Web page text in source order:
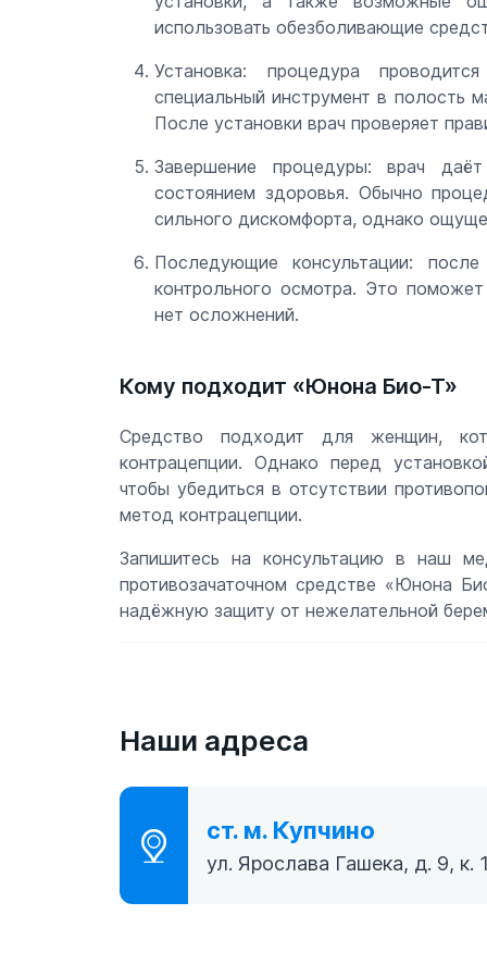
использовать обезболивающие
Установка: процедура
специальный инструмент в полость
После установки врач проверяет
Завершение процедуры: врач
состоянием здоровья. Обычно
сильного дискомфорта, однако
Последующие консультации:
контрольного осмотра. Это
нет осложнений.
Кому подходит «Юнона Био-Т»
Средство подходит для женщин,
контрацепции. Однако перед
чтобы убедиться в отсутствии
метод контрацепции.
Запишитесь на консультацию в наш
противозачаточном средстве «Юнона
надёжную защиту от нежелательной
Наши адреса
ст. м. Купчино
ул. Ярослава Гашека, д. 9, к.